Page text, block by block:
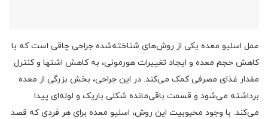
عمل اسلیو معده یکی از روش‌های شناخته‌شده جراحی چاقی است که با
کاهش حجم معده و ایجاد تغییرات هورمونی، به کاهش اشتها و کنترل
مقدار غذای مصرفی کمک می‌کند. در این جراحی، بخش بزرگی از معده
برداشته می‌شود و قسمت باقی‌مانده شکلی باریک و لوله‌ای پیدا
می‌کند. با وجود محبوبیت این روش، اسلیو معده برای هر فردی که قصد